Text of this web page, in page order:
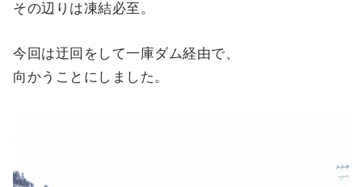
その辺りは凍結必至。
今回は迂回をして一庫ダム経由で、
向かうことにしました。